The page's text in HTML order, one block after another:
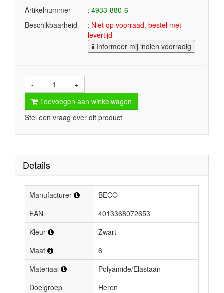
Artikelnummer
4933-880-6
Beschikbaarheid
Niet op voorraad, bestel met
levertijd
Informeer mij indien voorradig
-
+
Toevoegen aan winkelwagen
Stel een vraag over dit product
Details
Manufacturer
BECO
EAN
4013368072653
Kleur
Zwart
Maat
6
Materiaal
Polyamide/Elastaan
Doelgroep
Heren